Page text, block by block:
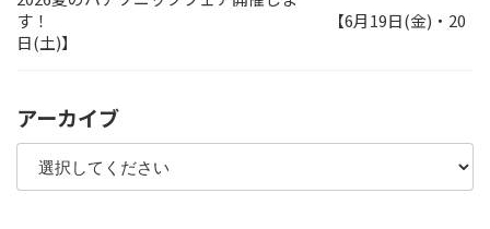
す！ 【6月19日(金)・20
日(土)】
アーカイブ